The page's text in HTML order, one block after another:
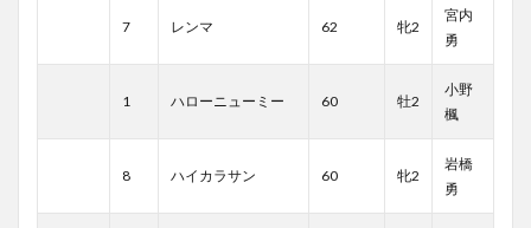
7 レンマ 62 牝2
宮内
勇
1 ハローニューミー 60 牡2
小野
楓
8 ハイカラサン 60 牝2
岩橋
勇